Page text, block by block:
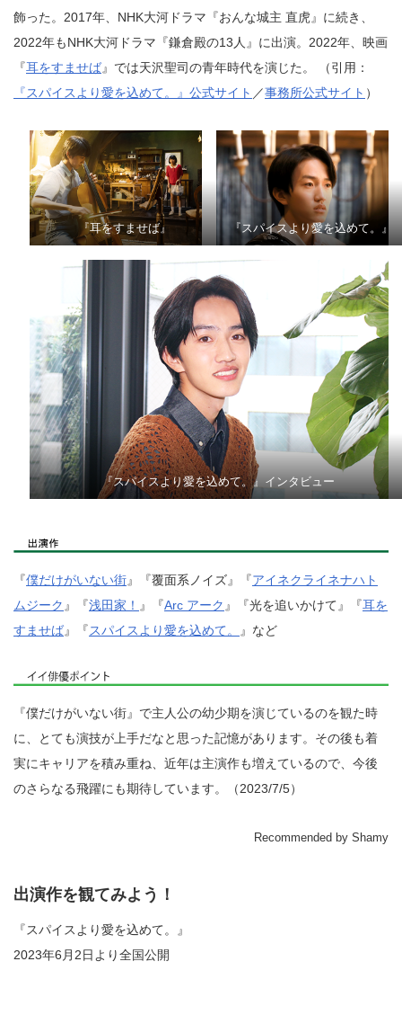
飾った。2017年、NHK大河ドラマ『おんな城主 直虎』に続き、
2022年もNHK大河ドラマ『鎌倉殿の13人』に出演。2022年、映画
『耳をすませば』では天沢聖司の青年時代を演じた。 （引用：
『スパイスより愛を込めて。』公式サイト ／事務所公式サイト ）
『耳をすませば』 『スパイスより愛を込めて。』
『スパイスより愛を込めて。』インタビュー
『僕だけがいない街』『覆面系ノイズ』『アイネクライネナハト
ムジーク 』『浅田家！ 』『Arc アーク 』『光を追いかけて』『耳を
すませば』『スパイスより愛を込めて。 』など
『僕だけがいない街』で主人公の幼少期を演じているのを観た時
に、とても演技が上手だなと思った記憶があります。その後も着
実にキャリアを積み重ね、近年は主演作も増えているので、今後
のさらなる飛躍にも期待しています。（2023/7/5）
Recommended by Shamy
出演作を観てみよう！
『スパイスより愛を込めて。』
2023年6月2日より全国公開